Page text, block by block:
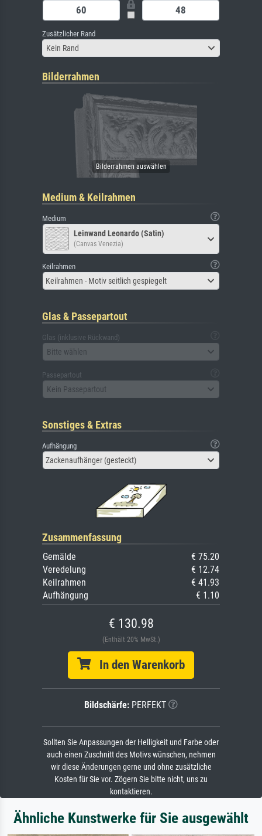
Zusätzlicher Rand
Kein Rand
Bilderrahmen
Medium & Keilrahmen
Medium
Leinwand Leonardo (Satin)
(Canvas Venezia)
Keilrahmen
Keilrahmen - Motiv seitlich gespiegelt
Glas & Passepartout
Glas (inklusive Rückwand)
Bitte wählen
Passepartout
Kein Passepartout
Sonstiges & Extras
Aufhängung
Zackenaufhänger (gesteckt)
Zusammenfassung
Gemälde
€ 75.20
Veredelung
€ 12.74
Keilrahmen
€ 41.93
Aufhängung
€ 1.10
€ 130.98
(Enthält 20% MwSt.)
In den Warenkorb
Bildschärfe: PERFEKT
Sollten Sie Anpassungen der Helligkeit und Farbe oder
auch einen Zuschnitt des Motivs wünschen, nehmen
wir diese Änderungen gerne und ohne zusätzliche
Kosten für Sie vor. Zögern Sie bitte nicht, uns zu
kontaktieren.
Ähnliche Kunstwerke für Sie ausgewählt